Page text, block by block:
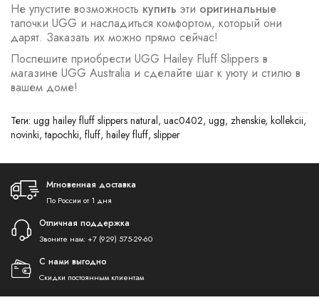
Не упустите возможность купить эти оригинальные
тапочки UGG и насладиться комфортом, который они
дарят. Заказать их можно прямо сейчас!
Поспешите приобрести UGG Hailey Fluff Slippers в
магазине UGG Australia и сделайте шаг к уюту и стилю в
вашем доме!
Теги: ugg hailey fluff slippers natural, uac0402, ugg, zhenskie, kollekcii,
novinki,tapochki, fluff, hailey fluff, slipper
Мгновенная доставка
По России от 1 дня
Отличная поддержка
Звоните нам: +7 (929) 575-29-60
С нами выгодно
Скидки постоянным клиентам